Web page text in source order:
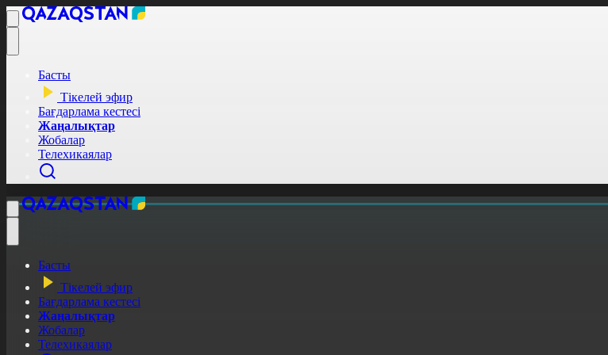
Басты
Тікелей эфир
Бағдарлама кестесі
Жаңалықтар
Жобалар
Телехикаялар
Басты
Тікелей эфир
Бағдарлама кестесі
Жаңалықтар
Жобалар
Телехикаялар